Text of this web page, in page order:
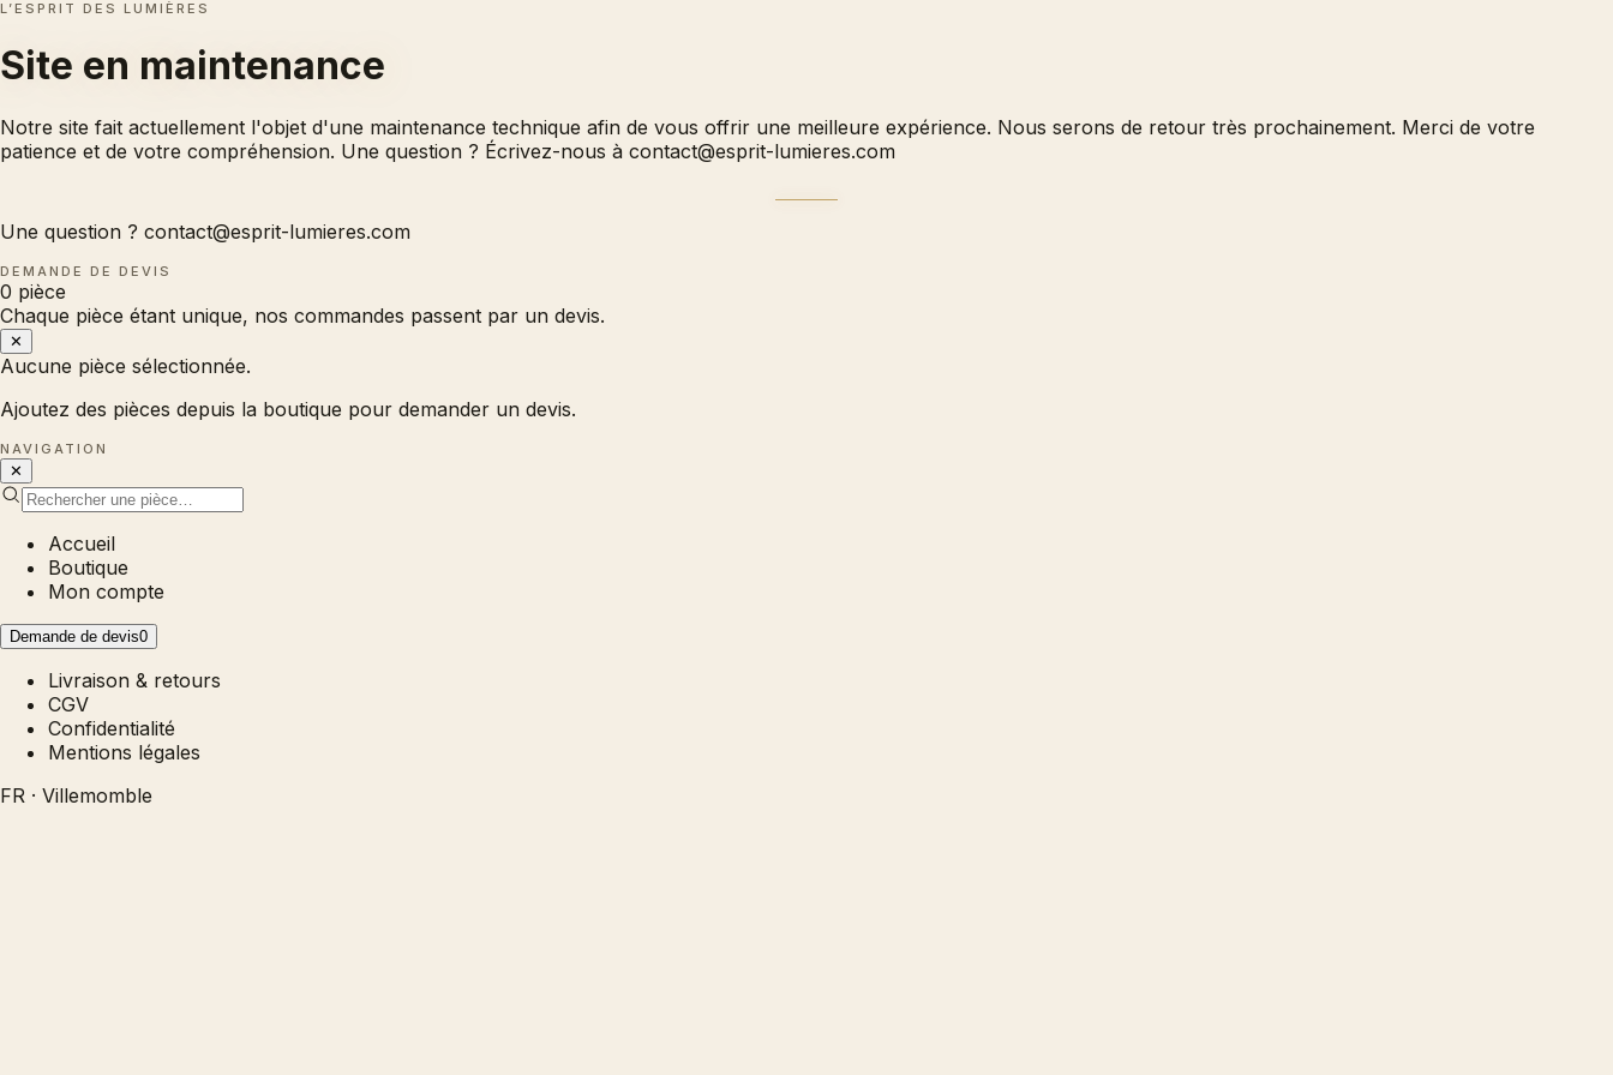
L’ESPRIT DES LUMIÈRES
Site en maintenance
Notre site fait actuellement l'objet d'une maintenance technique afin de vous offrir une meilleure expérience. Nous serons de retour très prochainement. Merci de votre
patience et de votre compréhension. Une question ? Écrivez-nous à contact@esprit-lumieres.com
Une question ? contact@esprit-lumieres.com
DEMANDE DE DEVIS
0 pièce
Chaque pièce étant unique, nos commandes passent par un devis.
✕
Aucune pièce sélectionnée.
Ajoutez des pièces depuis la boutique pour demander un devis.
NAVIGATION
✕
Accueil
Boutique
Mon compte
Demande de devis0
Livraison & retours
CGV
Confidentialité
Mentions légales
FR · Villemomble